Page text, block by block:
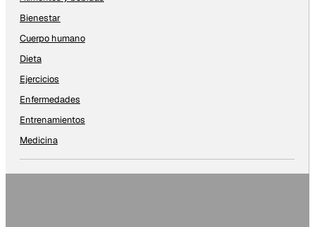
Bienestar
Cuerpo humano
Dieta
Ejercicios
Enfermedades
Entrenamientos
Medicina